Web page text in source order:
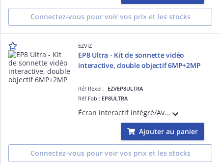
Connectez-vous pour voir vos prix et les stocks
EZVIZ
EP8 Ultra - Kit de sonnette vidéo
interactive, double objectif 6MP+2MP
Réf Rexel : EZVEP8ULTRA
Réf Fab : EP8ULTRA
Écran interactif intégré/Avatar intelligents réactifs/Carillon inclus/Double objectif 6MP+2MP/Reconnaissance des visages familiers/Détection de forme humaine&colis/Vision nocturne couleur/Appel vidéo bidirectionnel/Stockage eMMC 32Go offert
Ajouter au panier
Connectez-vous pour voir vos prix et les stocks